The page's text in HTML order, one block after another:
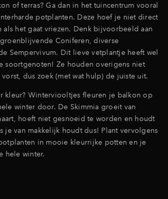
of terras? Ga dan in het tuincentrum vooral
potplanten. Deze hoef je niet direct
als het gaat vriezen. Denk bijvoorbeeld aan
Coniferen, diverse
Sempervivum. Dit lieve vetplantje heeft wel
soortgenoten! Ze houden overigens niet
dus zoek (met wat hulp) de juiste uit.
kleur? Winterviooltjes fleuren je balkon op
winter door. De Skimmia groeit van
hoeft niet gesnoeid te worden en houdt
je van makkelijk houdt dus! Plant vervolgens
in mooie kleurrijke potten en je
hele winter.